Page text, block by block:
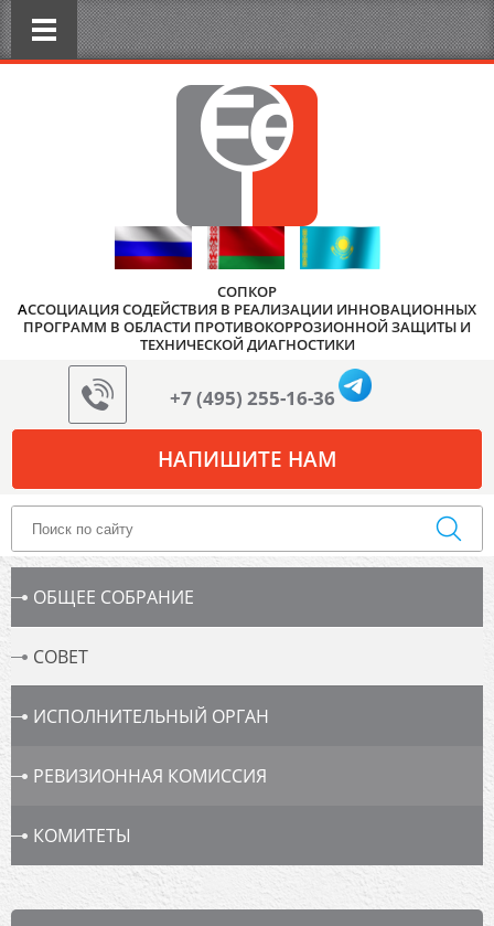
СОПКОР
АССОЦИАЦИЯ СОДЕЙСТВИЯ В РЕАЛИЗАЦИИ ИННОВАЦИОННЫХ
ПРОГРАММ В ОБЛАСТИ ПРОТИВОКОРРОЗИОННОЙ ЗАЩИТЫ И
ТЕХНИЧЕСКОЙ ДИАГНОСТИКИ
+7 (495) 255-16-36
НАПИШИТЕ НАМ
ОБЩЕЕ СОБРАНИЕ
СОВЕТ
ИСПОЛНИТЕЛЬНЫЙ ОРГАН
РЕВИЗИОННАЯ КОМИССИЯ
КОМИТЕТЫ